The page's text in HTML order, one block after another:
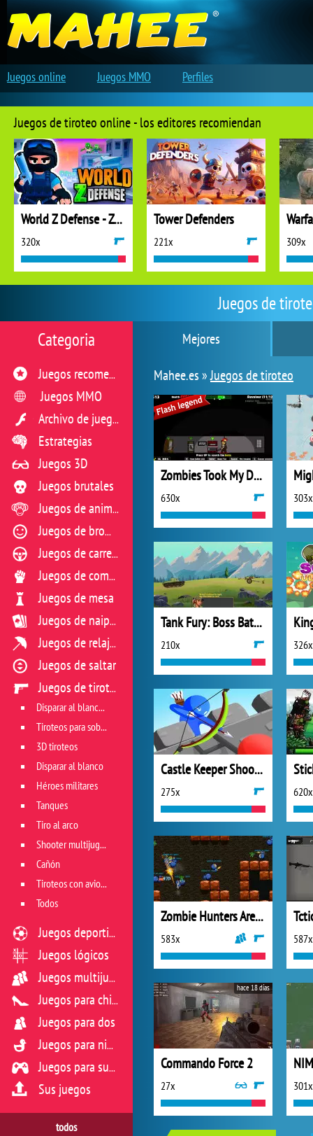
Juegos de
Mejores
Mahee.es »Juegos de tiroteo
Zombies Took My Daughter
630x 303x
Tank Fury: Boss Battle 2D
210x 326x
Castle Keeper Shooter
275x 620x
Zombie Hunters Arena
583x 587x
Commando Force 2
27x
hace 18 días
301x
Categoria
Juegos recomendados
Juegos MMO
Archivo de juegos flash
Estrategias
Juegos 3D
Juegos brutales
Juegos de animales
Juegos de broma
Juegos de carreras
Juegos de combate
Juegos de mesa
Juegos de naipes
Juegos de relajación
Juegos de saltar
Juegos de tiroteo
Disparar al blanco vivo
Tiroteos para sobrevivir
3D tiroteos
Disparar al blanco
Héroes militares
Tanques
Tiro al arco
Shooter multijugador
Cañón
Tiroteos con aviones
Todos
Juegos deportivos
Juegos lógicos
Juegos multijugador
Juegos para chicas
Juegos para dos
Juegos para niños
Juegos para sus reflejos
Sus juegos
todos
Juegos de tiroteo online - los editores recomiendan
World Z Defense - Zombie Defense
320x
Tower Defenders
221x 309x
Juegos online Juegos MMO Perfiles